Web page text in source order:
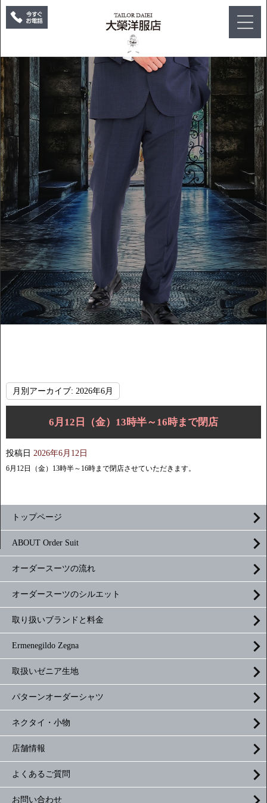
月別アーカイブ: 2026年6月
6月12日（金）13時半～16時まで閉店
投稿日 2026年6月12日
6月12日（金）13時半～16時まで閉店させていただきます。
トップページ
ABOUT Order Suit
オーダースーツの流れ
オーダースーツのシルエット
取り扱いブランドと料金
Ermenegildo Zegna
取扱いゼニア生地
パターンオーダーシャツ
ネクタイ・小物
店舗情報
よくあるご質問
お問い合わせ